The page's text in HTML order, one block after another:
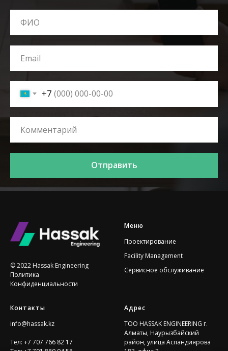
+7
Отправить
© 2022 Hassak Engineering
Политика
Конфиденциальности
Меню
Проектирование
Facility Management
Сервисное обслуживание
Контакты
info@hassak.kz
Тел: +7 707 766 82 17
Адрес
ТOO HASSAK ENGINEERING г.
Алматы, Наурызбайский
район, улица Аспандиярова